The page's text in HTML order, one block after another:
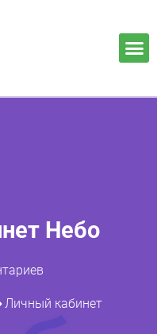
Небо
Личный кабинет